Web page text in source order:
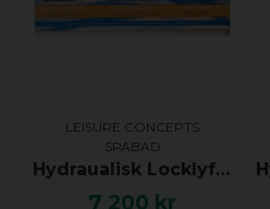
LEISURE CONCEPTS
SPABAD
Hydraualisk Locklyftare från Leisure Concepts - CoverMate III
7 200 kr
rymmer upp till 3
Ja, ni får publicera min